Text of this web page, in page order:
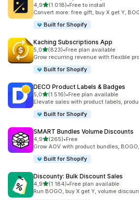
4,9z 5 hvězd
(1 018)
Celkový počet recenzí: 1018
•Free to install
Convert more: free gift, buy X get Y,
Built for Shopify
Kaching Subscriptions App
5,0z 5 hvězd
(823)
Celkový počet recenzí: 823
•Free plan available
Grow recurring revenue with flexible
Built for Shopify
DECO Product Labels & Badges
5,0z 5 hvězd
(1 516)
Celkový počet recenzí: 1516
•Free plan available
Elevate sales with product labels,
Built for Shopify
SMART Bundles Volume Discounts
4,9z 5 hvězd
(265)
Celkový počet recenzí: 265
•Free
Grow AOV with product bundles,
Built for Shopify
Discounty: Bulk Discount Sales
4,9z 5 hvězd
(1 184)
Celkový počet recenzí: 1184
•Free plan available
Run BOGO, buy X get Y, volume